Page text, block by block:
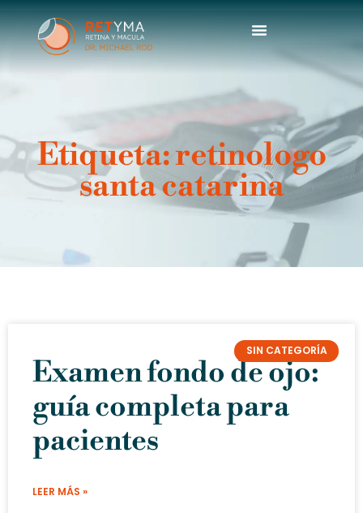
contenido
Etiqueta: retinologo
santa catarina
SIN CATEGORÍA
Examen fondo de ojo:
guía completa para
pacientes
LEER MÁS »